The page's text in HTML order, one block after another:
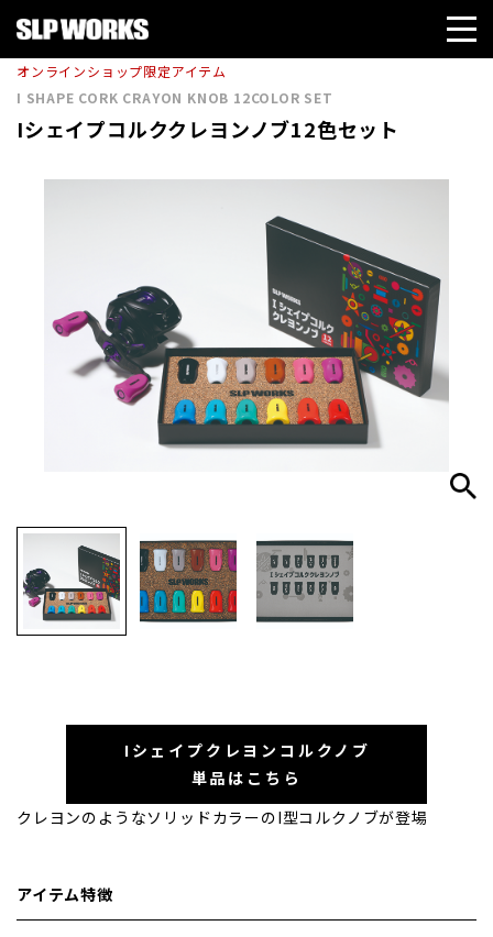
オンラインショップ限定アイテム
I SHAPE CORK CRAYON KNOB 12COLOR SET
Iシェイプコルククレヨンノブ12色セット
Iシェイプクレヨンコルクノブ
単品はこちら
クレヨンのようなソリッドカラーのI型コルクノブが登場
アイテム特徴